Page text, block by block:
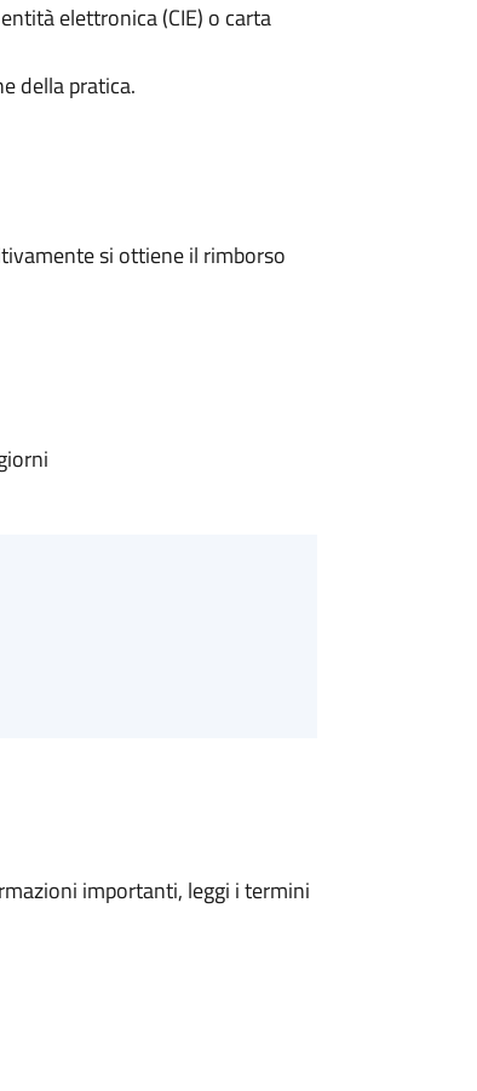
elettronica (CIE) o carta
della pratica.
si ottiene il rimborso
importanti, leggi i termini